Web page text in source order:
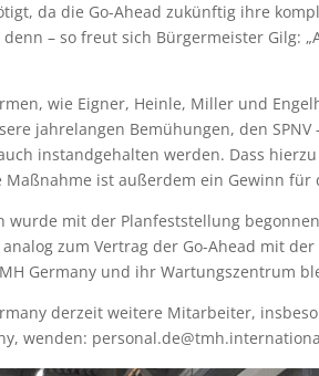
da die Go-Ahead zukünftig ihre
– so freut sich Bürgermeister Gilg:
wie Eigner, Heinle, Miller und
jahrelangen Bemühungen, den
instandgehalten werden. Dass
ist außerdem ein Gewinn für
mit der Planfeststellung
zum Vertrag der Go-Ahead mit
Germany und ihr Wartungszentrum
derzeit weitere Mitarbeiter,
wenden: